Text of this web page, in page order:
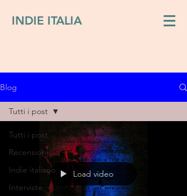
INDIE ITALIA
Blog
Tutti i post
Recensioni
Indie italiano
Interviste
Tutti i post
Load video